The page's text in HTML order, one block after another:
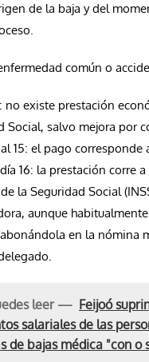
de la baja y del
común o
no existe prestación
Social, salvo mejora por
15: el pago corresponde
16: la prestación corre
la Seguridad Social
aunque
en la nómina
leer — Feijoó
salariales de las
de bajas médica "con o